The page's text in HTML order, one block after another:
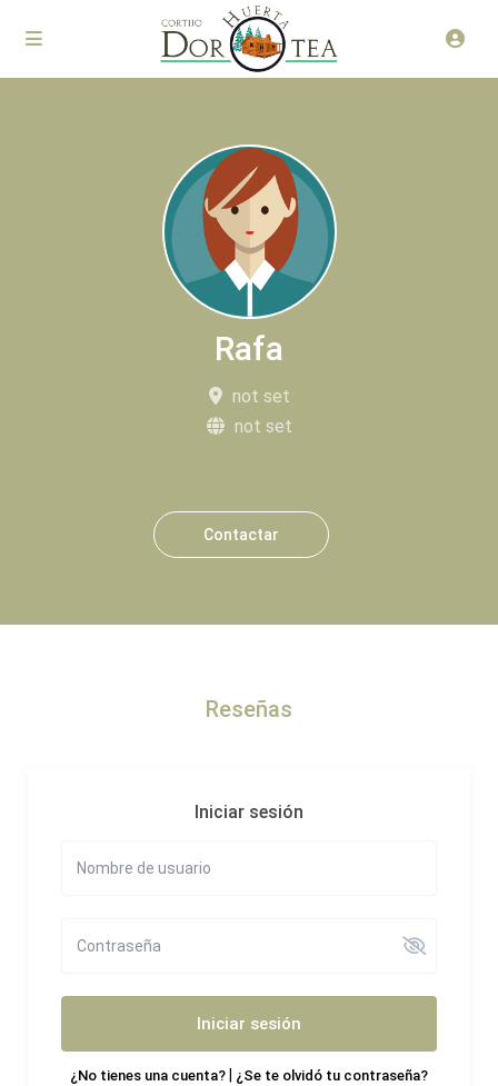
Rafa
not set
not set
Contactar
Reseñas
Iniciar sesión
Iniciar sesión
¿No tienes una cuenta? ¿Se te olvidó tu contraseña?